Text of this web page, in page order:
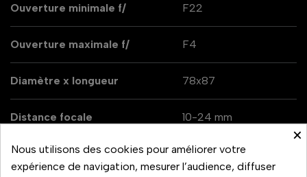
Ouverture minimale f/ F22
Ouverture maximale f/ F4
Diamètre x longueur 78x87
Distance focale 10-24 mm
Monture d'objectif Fujifilm X
×
Nous utilisons des cookies pour améliorer votre
expérience de navigation, mesurer l’audience, diffuser